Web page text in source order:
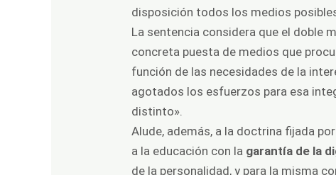
disposición todos los medios
La sentencia considera que el doble
concreta puesta de medios que
función de las necesidades de la
agotados los esfuerzos para esa
distinto».
Alude, además, a la doctrina fijada
a la educación con la garantía de la
de la personalidad, y para la misma